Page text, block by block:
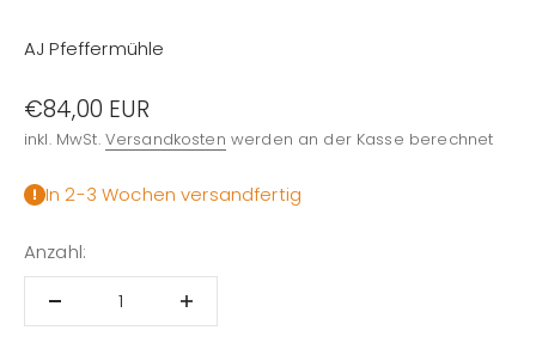
AJ Pfeffermühle
Angebot
€84,00 EUR
inkl. MwSt. Versandkosten werden an der Kasse berechnet
In 2-3 Wochen versandfertig
Anzahl: